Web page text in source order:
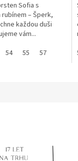
Sofia s
– Šperk,
každou duši
vám...
54 55 57